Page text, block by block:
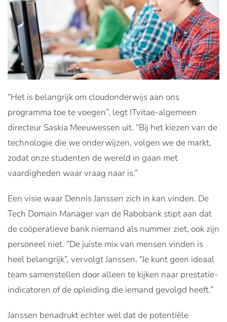
“Het is belangrijk om cloudonderwijs aan ons
programma toe te voegen”, legt ITvitae-algemeen
directeur Saskia Meeuwessen uit. “Bij het kiezen van de
technologie die we onderwijzen, volgen we de markt,
zodat onze studenten de wereld in gaan met
vaardigheden waar vraag naar is.”
Een visie waar Dennis Janssen zich in kan vinden. De
Tech Domain Manager van de Rabobank stipt aan dat
de coöperatieve bank niemand als nummer ziet, ook zijn
personeel niet. “De juiste mix van mensen vinden is
heel belangrijk”, vervolgt Janssen. “Je kunt geen ideaal
team samenstellen door alleen te kijken naar prestatie-
indicatoren of de opleiding die iemand gevolgd heeft.”
Janssen benadrukt echter wel dat de potentiële